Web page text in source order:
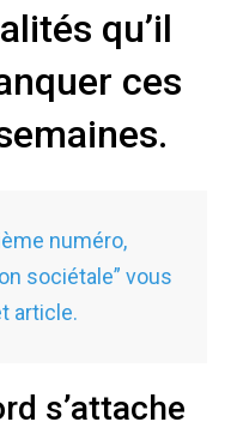
qu’il
ces
numéro,
sociétale” vous
article.
s’attache